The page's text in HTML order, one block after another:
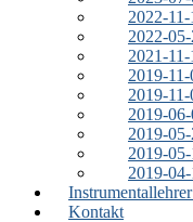
2022-
2022-
2021-
2019-
2019-11-
2019-
2019-
2019-
2019-
Kontakt